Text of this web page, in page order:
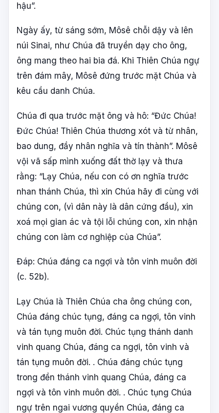
hậu”.
Ngày ấy, từ sáng sớm, Môsê chỗi dậy và lên
núi Sinai, như Chúa đã truyền dạy cho ông,
ông mang theo hai bia đá. Khi Thiên Chúa ngự
trên đám mây, Môsê đứng trước mặt Chúa và
kêu cầu danh Chúa.
Chúa đi qua trước mặt ông và hô: “Đức Chúa!
Đức Chúa! Thiên Chúa thương xót và từ nhân,
bao dung, đầy nhân nghĩa và tín thành”. Môsê
vội vã sấp mình xuống đất thờ lạy và thưa
rằng: “Lạy Chúa, nếu con có ơn nghĩa trước
nhan thánh Chúa, thì xin Chúa hãy đi cùng với
chúng con, (vì dân này là dân cứng đầu), xin
xoá mọi gian ác và tội lỗi chúng con, xin nhận
chúng con làm cơ nghiệp của Chúa”.
Đáp: Chúa đáng ca ngợi và tôn vinh muôn đời
(c. 52b).
Lạy Chúa là Thiên Chúa cha ông chúng con,
Chúa đáng chúc tụng, đáng ca ngợi, tôn vinh
và tán tụng muôn đời. Chúc tụng thánh danh
vinh quang Chúa, đáng ca ngợi, tôn vinh và
tán tụng muôn đời. . Chúa đáng chúc tụng
trong đền thánh vinh quang Chúa, đáng ca
ngợi và tôn vinh muôn đời. . Chúc tụng Chúa
ngự trên ngai vương quyền Chúa, đáng ca